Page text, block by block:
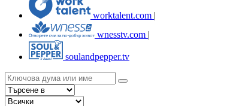
worktalent.com |
wnesstv.com |
soulandpepper.tv